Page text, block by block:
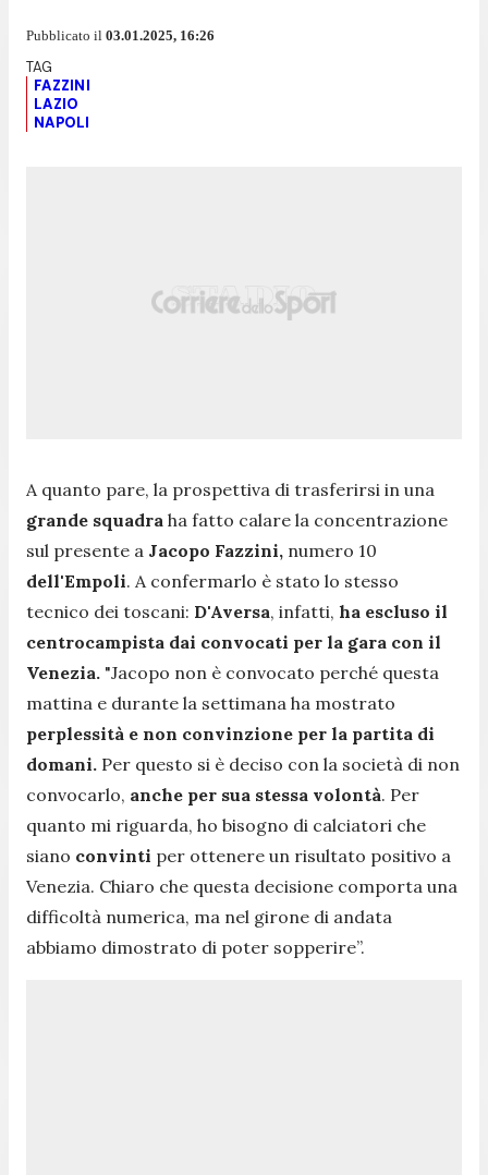
Pubblicato il 03.01.2025, 16:26
FAZZINI
LAZIO
NAPOLI
A quanto pare, la prospettiva di trasferirsi in una
grande squadra ha fatto calare la concentrazione
sul presente a Jacopo Fazzini, numero 10
dell'Empoli. A confermarlo è stato lo stesso
tecnico dei toscani: D'Aversa, infatti, ha escluso il
centrocampista dai convocati per la gara con il
Venezia. "Jacopo non è convocato perché questa
mattina e durante la settimana ha mostrato
perplessità e non convinzione per la partita di
domani. Per questo si è deciso con la società di non
convocarlo, anche per sua stessa volontà. Per
quanto mi riguarda, ho bisogno di calciatori che
siano convinti per ottenere un risultato positivo a
Venezia. Chiaro che questa decisione comporta una
difficoltà numerica, ma nel girone di andata
abbiamo dimostrato di poter sopperire”.